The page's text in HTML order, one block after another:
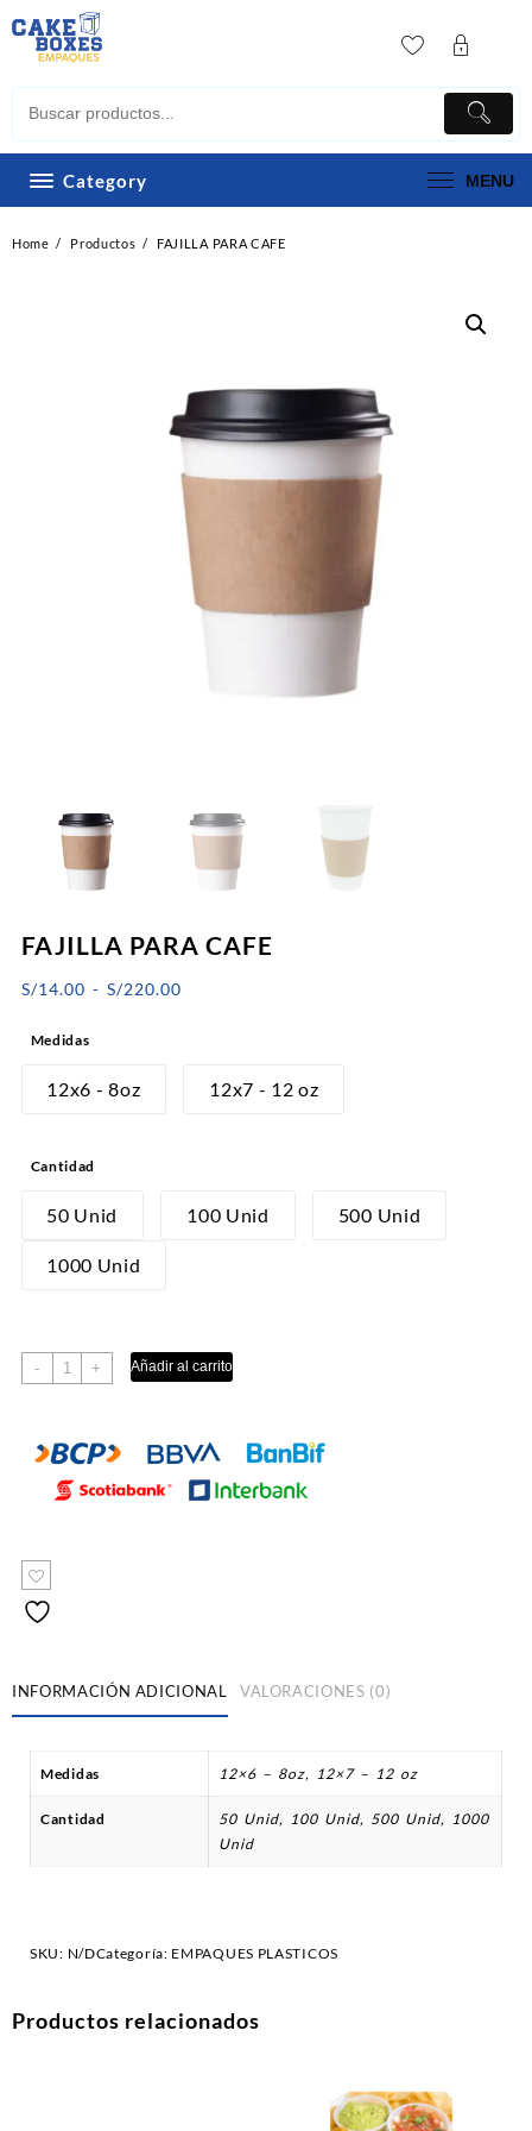
to
content
Category MENU
Home Productos FAJILLA PARA CAFE
FAJILLA PARA CAFE
S/14.00 - S/220.00Rango
desde
Medidas
12x6 - 8oz 12x7 - 12 oz
Cantidad
50 Unid 100 Unid 500 Unid
1000 Unid
-
FAJILLA
PARA
cantidad
+ Añadir al carrito
INFORMACIÓN ADICIONAL VALORACIONES (0)
Medidas 12×6 – 8oz, 12×7 – 12 oz
Cantidad
50 Unid, 100 Unid, 500 Unid, 1000
Unid
SKU: N/DCategoría: EMPAQUES PLASTICOS
Productos relacionados